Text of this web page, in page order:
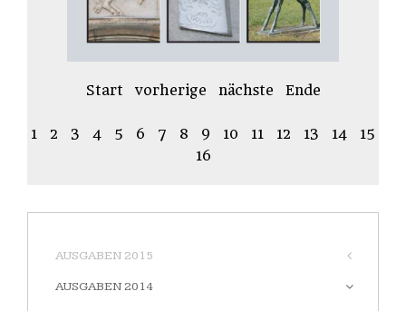
Start vorherige nächste Ende
1 2 3 4 5 6 7 8 9 10 11 12 13 14
15
16
AUSGABEN 2015
AUSGABEN 2014